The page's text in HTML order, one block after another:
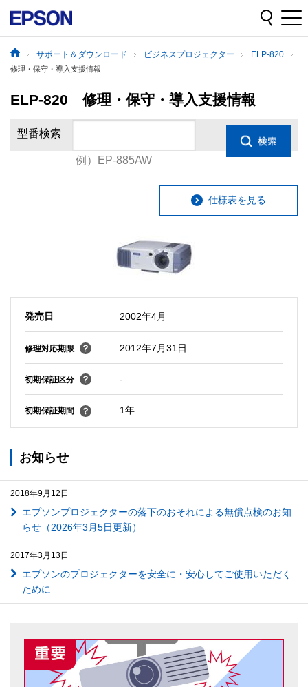
サポート＆ダウンロード ビジネスプロジェクター ELP-820
修理・保守・導入支援情報
ELP-820 修理・保守・導入支援情報
型番検索
例）EP-885AW
仕様表を見る
発売日 2002年4月
修理対応期限 2012年7月31日
初期保証区分 -
初期保証期間 1年
お知らせ
2018年9月12日
エプソンプロジェクターの落下のおそれによる無償点検のお知
らせ（2026年3月5日更新）
2017年3月13日
エプソンのプロジェクターを安全に・安心してご使用いただく
ために